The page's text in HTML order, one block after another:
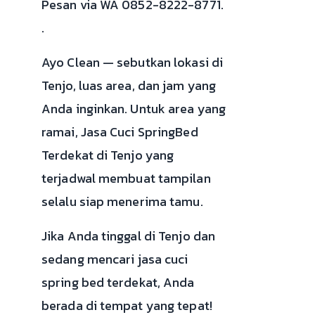
Pesan via WA 0852-8222-8771.
.
Ayo Clean — sebutkan lokasi di
Tenjo, luas area, dan jam yang
Anda inginkan. Untuk area yang
ramai, Jasa Cuci SpringBed
Terdekat di Tenjo yang
terjadwal membuat tampilan
selalu siap menerima tamu.
Jika Anda tinggal di Tenjo dan
sedang mencari jasa cuci
spring bed terdekat, Anda
berada di tempat yang tepat!